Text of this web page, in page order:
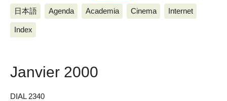
日本語 Agenda Academia Cinema Internet
Index
Janvier 2000
DIAL 2340